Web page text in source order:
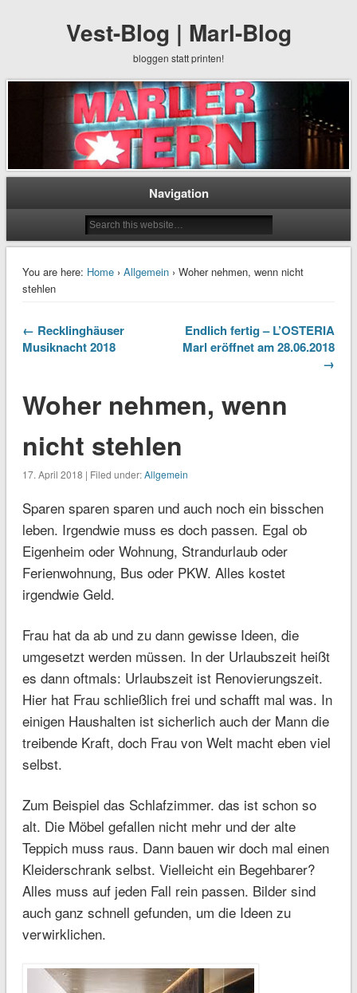
Vest-Blog | Marl-Blog
bloggen statt printen!
Navigation
You are here: Home› Allgemein› Woher nehmen, wenn nicht
stehlen
← Recklinghäuser
Musiknacht 2018
Endlich fertig – L’OSTERIA
Marl eröffnet am 28.06.2018
→
Woher nehmen, wenn
nicht stehlen
17. April 2018 | Filed under:Allgemein
Sparen sparen sparen und auch noch ein bisschen
leben. Irgendwie muss es doch passen. Egal ob
Eigenheim oder Wohnung, Strandurlaub oder
Ferienwohnung, Bus oder PKW. Alles kostet
irgendwie Geld.
Frau hat da ab und zu dann gewisse Ideen, die
umgesetzt werden müssen. In der Urlaubszeit heißt
es dann oftmals: Urlaubszeit ist Renovierungszeit.
Hier hat Frau schließlich frei und schafft mal was. In
einigen Haushalten ist sicherlich auch der Mann die
treibende Kraft, doch Frau von Welt macht eben viel
selbst.
Zum Beispiel das Schlafzimmer. das ist schon so
alt. Die Möbel gefallen nicht mehr und der alte
Teppich muss raus. Dann bauen wir doch mal einen
Kleiderschrank selbst. Vielleicht ein Begehbarer?
Alles muss auf jeden Fall rein passen. Bilder sind
auch ganz schnell gefunden, um die Ideen zu
verwirklichen.